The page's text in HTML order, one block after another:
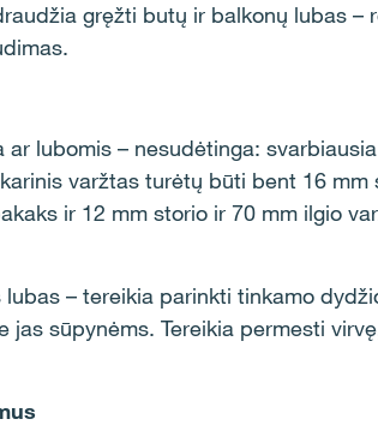
gręžti butų ir balkonų lubas
lubomis – nesudėtinga:
varžtas turėtų būti bent 16 mm
ir 12 mm storio ir 70 mm ilgio
– tereikia parinkti tinkamo
sūpynėms. Tereikia permesti